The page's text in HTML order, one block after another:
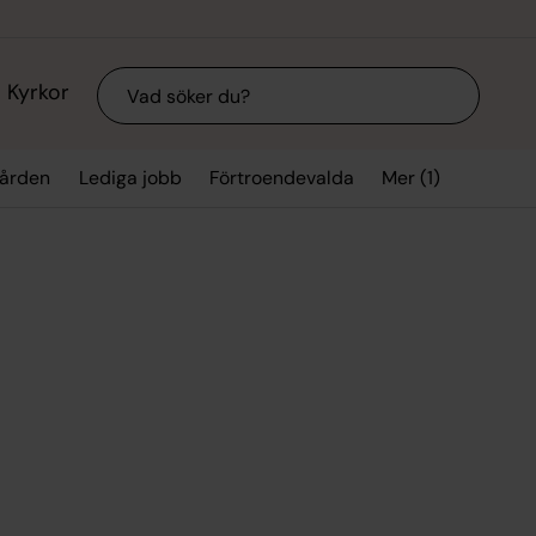
Kyrkor Sök
Lediga jobb Förtroendevalda Mer (1)